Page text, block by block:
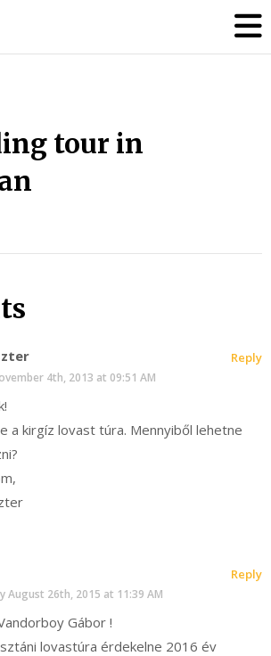
tour in
4th, 2013 at 09:51 AM
a kirgíz lovast túra. Mennyiből lehetne
Reply
August 26th, 2015 at 11:39 AM
Gábor !
lovastúra érdekelne 2016 év
Reply